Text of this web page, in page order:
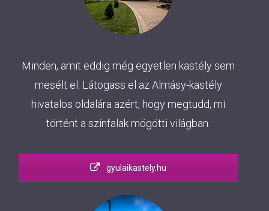
Minden, amit eddig még egyetlen kastély sem
mesélt el. Látogass el az Almásy-kastély
hivatalos oldalára azért, hogy megtudd, mi
történt a színfalak mögötti világban.
gyulaikastely.hu